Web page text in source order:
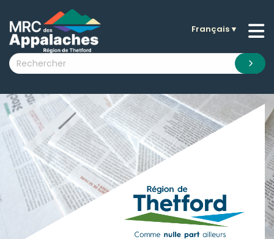
submenu (La MRC )
submenu (Citoyens )
submenu (Visiteurs )
submenu (Nouvelles )
submenu (Documentation )
Français▼